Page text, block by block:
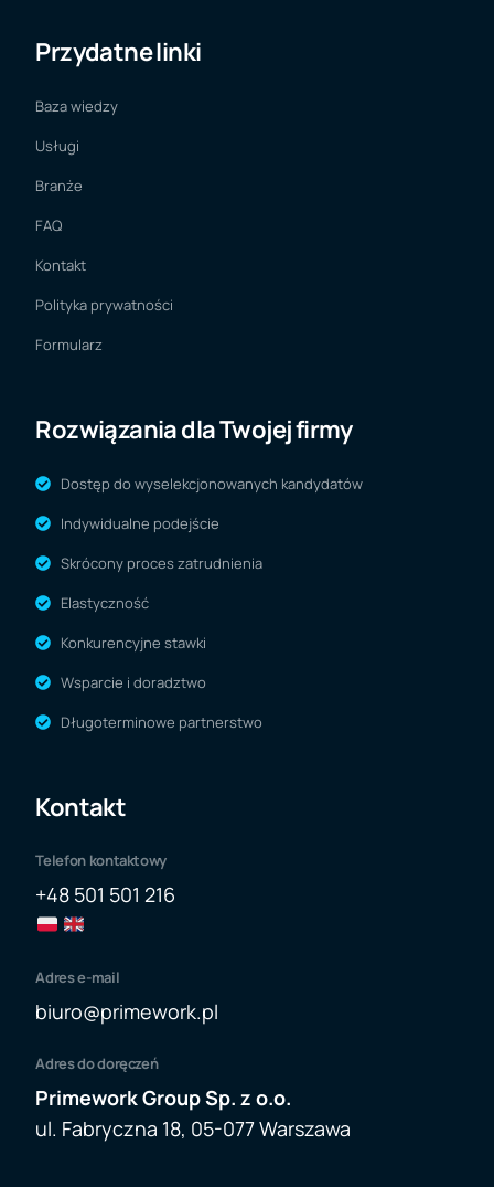
Przydatne linki
Baza wiedzy
Usługi
Branże
FAQ
Kontakt
Polityka prywatności
Formularz
Rozwiązania dla Twojej firmy
Dostęp do wyselekcjonowanych kandydatów
Indywidualne podejście
Skrócony proces zatrudnienia
Elastyczność
Konkurencyjne stawki
Wsparcie i doradztwo
Długoterminowe partnerstwo
Kontakt
Telefon kontaktowy
+48 501 501 216
Adres e-mail
biuro@primework.pl
Adres do doręczeń
Primework Group Sp. z o.o.
ul. Fabryczna 18, 05-077 Warszawa